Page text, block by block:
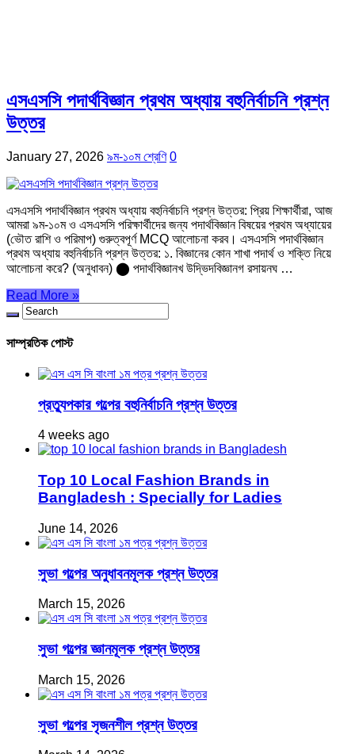
এসএসসি পদার্থবিজ্ঞান প্রথম অধ্যায় বহুনির্বাচনি প্রশ্ন
উত্তর
January 27, 2026 ৯ম-১০ম শ্রেণি 0
এসএসসি পদার্থবিজ্ঞান প্রথম অধ্যায় বহুনির্বাচনি প্রশ্ন উত্তর: প্রিয় শিক্ষার্থীরা, আজ
আমরা ৯ম-১০ম ও এসএসসি পরিক্ষার্থীদের জন্য পদার্থবিজ্ঞান বিষয়ের প্রথম অধ্যায়ের
(ভৌত রাশি ও পরিমাপ) গুরুত্বপূর্ণ MCQ আলোচনা করব। এসএসসি পদার্থবিজ্ঞান
প্রথম অধ্যায় বহুনির্বাচনি প্রশ্ন উত্তর: ১. বিজ্ঞানের কোন শাখা পদার্থ ও শক্তি নিয়ে
আলোচনা করে? (অনুধাবন) ⬤ পদার্থবিজ্ঞানখ উদ্ভিদবিজ্ঞানগ রসায়নঘ …
Read More »
সাম্প্রতিক পোস্ট
প্রত্যুপকার গল্পের বহুনির্বাচনি প্রশ্ন উত্তর
4 weeks ago
Top 10 Local Fashion Brands in
Bangladesh : Specially for Ladies
June 14, 2026
সুভা গল্পের অনুধাবনমূলক প্রশ্ন উত্তর
March 15, 2026
সুভা গল্পের জ্ঞানমূলক প্রশ্ন উত্তর
March 15, 2026
সুভা গল্পের সৃজনশীল প্রশ্ন উত্তর